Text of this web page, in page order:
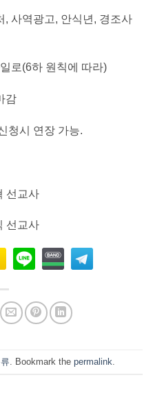
, 사역광고, 안식년, 경조사
로(6하 원칙에 따라)
감
청시 연장 가능.
선교사
선교사
. Bookmark the permalink